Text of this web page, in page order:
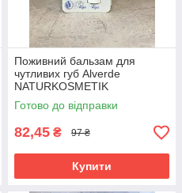
Поживний бальзам для
чутливих губ Alverde
NATURKOSMETIK
Lippenpflege Sensitive, 4.8 г
Готово до відправки
82,45 ₴ 97 ₴
Купити